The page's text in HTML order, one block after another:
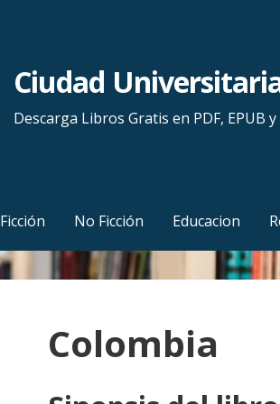
Ciudad
Descarga Libros Gratis en PDF, EPUB y
Ficción No Ficción Educacion
Colombia